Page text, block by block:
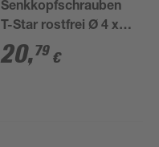
Senkkopfschrauben
T-Star rostfrei Ø 4 x
35 mm 200 Stück
20,79 €